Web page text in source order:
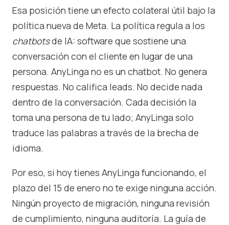
Esa posición tiene un efecto colateral útil bajo la
política nueva de Meta. La política regula a los
chatbotsde IA: software que sostiene una
conversación con el cliente en lugar de una
persona. AnyLinga no es un chatbot. No genera
respuestas. No califica leads. No decide nada
dentro de la conversación. Cada decisión la
toma una persona de tu lado; AnyLinga solo
traduce las palabras a través de la brecha de
idioma.
Por eso, si hoy tienes AnyLinga funcionando, el
plazo del 15 de enero no te exige ninguna acción.
Ningún proyecto de migración, ninguna revisión
de cumplimiento, ninguna auditoría. La guía de